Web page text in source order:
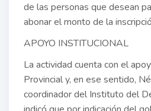
de las personas que desean
abonar el monto de la
APOYO INSTITUCIONAL
La actividad cuenta con el
Provincial y, en ese sentido,
coordinador del Instituto del